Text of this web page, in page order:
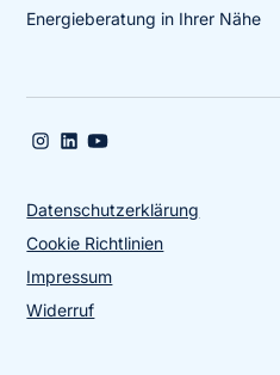
Energieberatung in Ihrer Nähe
Datenschutzerklärung
Cookie Richtlinien
Impressum
Widerruf